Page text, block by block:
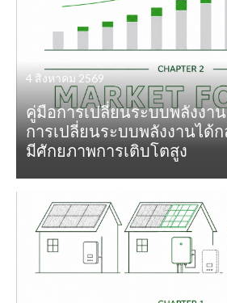
4 สิงหาคม 2569
คู่มือการเปลี่ยนระบบพลังงา
การเปลี่ยนระบบพลังงานได้
มีศักยภาพการเติบโตสูง